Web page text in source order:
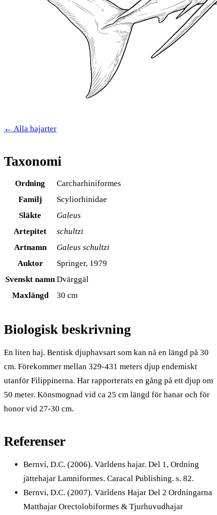
← Alla hajarter
Taxonomi
Ordning
Carcharhiniformes
Familj
Scyliorhinidae
Släkte
Galeus
Artepitet
schultzi
Artnamn
Galeus schultzi
Auktor
Springer, 1979
Svenskt namn Dvärggäl
Maxlängd
30 cm
Biologisk beskrivning
En liten haj. Bentisk djuphavsart som kan nå en längd på 30
cm. Förekommer mellan 329-431 meters djup endemiskt
utanför Filippinerna. Har rapporterats en gång på ett djup om
50 meter. Könsmognad vid ca 25 cm längd för hanar och för
honor vid 27-30 cm.
Referenser
Bernvi, D.C. (2006). Världens hajar. Del 1, Ordning
jättehajar Lamniformes. Caracal Publishing. s. 82.
Bernvi, D.C. (2007). Världens Hajar Del 2 Ordningarna
Matthajar Orectolobiformes & Tjurhuvudhajar